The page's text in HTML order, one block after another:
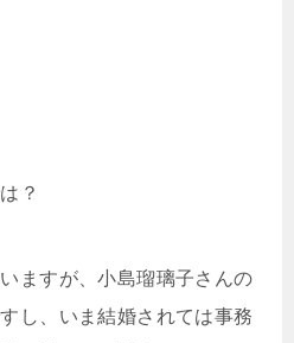
？
ますが、小島瑠璃子さんの
し、いま結婚されては事務